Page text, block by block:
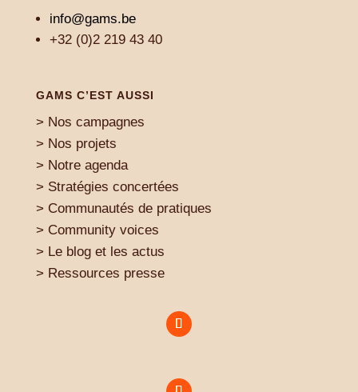
info@gams.be
+32 (0)2 219 43 40
GAMS C’EST AUSSI
> Nos campagnes
> Nos projets
> Notre agenda
> Stratégies concertées
> Communautés de pratiques
> Community voices
> Le blog et les actus
> Ressources presse